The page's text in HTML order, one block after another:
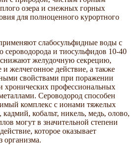
озера и снежных горных
для полноценного курортного
слабосульфидные воды с
сероводорода и тиосульфидов 10-40
желудочную секрецию,
и желчегонное действие, а также
свойствами при поражении
хронических профессиональных
Сероводород способен
комплекс с ионами тяжелых
кадмий, кобальт, никель, медь, олово,
могут в значительной степени
которое оказывает
организма.